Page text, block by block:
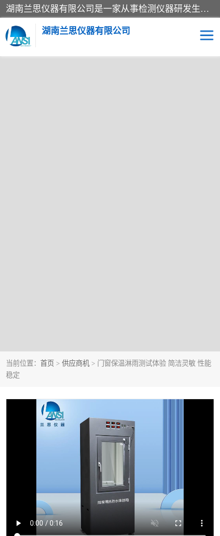
湖南兰思仪器有限公司是一家从事检测仪器研发生产销售和维修保养服务的综合型企业，产品符合国际标准可按需定制专业售前售后工程师，主要有门窗性能体验箱、门窗隔音展示箱、恒温恒湿试验箱、步入式恒温恒湿房、高低温试验箱、老化试验箱、老化试验房、恒温恒湿培养箱、水泥标准养护试验箱、电热鼓风干燥试验箱、真空干燥箱、工业烤箱、盐雾腐蚀试验箱等。
湖南兰思仪器有限公司
当前位置： 首页 > 供应商机 > 门窗保温淋雨测试体验 简洁灵敏 性能
稳定